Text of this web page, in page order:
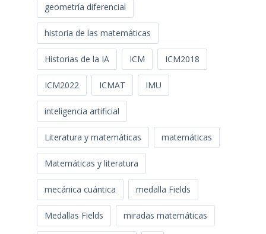
geometría diferencial
historia de las matemáticas
Historias de la IA ICM ICM2018
ICM2022 ICMAT IMU
inteligencia artificial
Literatura y matemáticas matemáticas
Matemáticas y literatura
mecánica cuántica medalla Fields
Medallas Fields miradas matemáticas